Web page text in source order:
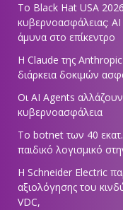
Το Black Hat USA
κυβερνοασφάλειας:
άμυνα στο επίκεντρο
Η Claude της Anthropic
διάρκεια δοκιμών
Οι AI Agents
κυβερνοασφάλεια
Το botnet των 40
παιδικό λογισμικό
Η Schneider Electric
αξιολόγησης του
VDC,